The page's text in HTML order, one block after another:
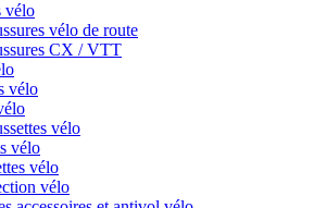
vélo
vélo de route
CX / VTT
vélo
vélo
vélo
vélo
vélo